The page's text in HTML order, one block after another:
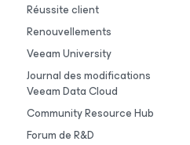
Réussite client
Renouvellements
Veeam University
Journal des modifications
Veeam Data Cloud
Community Resource Hub
Forum de R&D